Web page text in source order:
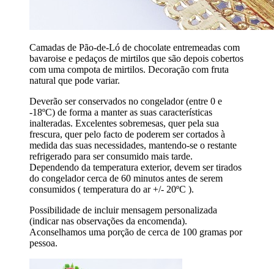
Camadas de Pão-de-Ló de chocolate entremeadas com
bavaroise e pedaços de mirtilos que são depois cobertos
com uma compota de mirtilos. Decoração com fruta
natural que pode variar.
Deverão ser conservados no congelador (entre 0 e
-18ºC) de forma a manter as suas características
inalteradas. Excelentes sobremesas, quer pela sua
frescura, quer pelo facto de poderem ser cortados à
medida das suas necessidades, mantendo-se o restante
refrigerado para ser consumido mais tarde.
Dependendo da temperatura exterior, devem ser tirados
do congelador cerca de 60 minutos antes de serem
consumidos ( temperatura do ar +/- 20ºC ).
Possibilidade de incluir mensagem personalizada
(indicar nas observações da encomenda).
Aconselhamos uma porção de cerca de 100 gramas por
pessoa.